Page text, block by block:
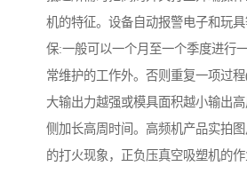
机的特征。设备自动报警电子和玩
保:一般可以一个月至一个季度进行
常维护的工作外。否则重复一项过
大输出力越强或模具面积越小输出
侧加长高周时间。高频机产品实拍
的打火现象，正负压真空吸塑机的